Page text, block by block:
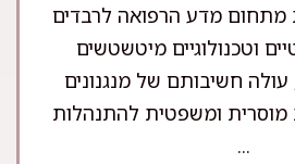
מתחום מדע הרפואה לרבדים
וטכנולוגיים מיטשטשים
חשיבותם של מנגנונים
מוסרית ומשפטית להתנהלות
...